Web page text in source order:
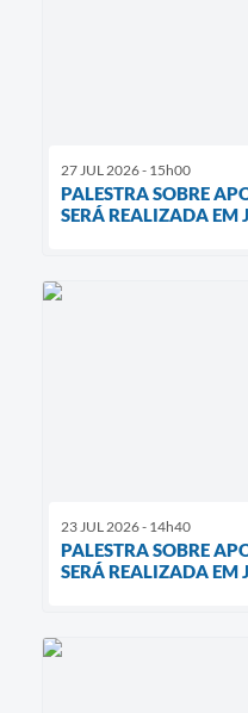
27 JUL 2026 - 15h00
PALESTRA SOBRE
SERÁ REALIZADA EM
23 JUL 2026 - 14h40
PALESTRA SOBRE
SERÁ REALIZADA EM